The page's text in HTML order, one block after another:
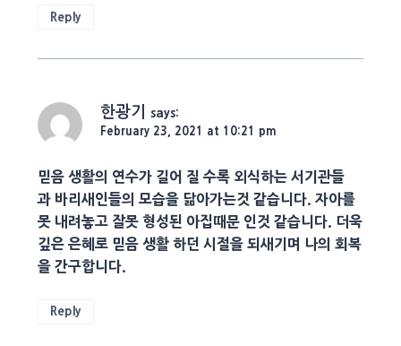
Reply
한광기 says:
February 23, 2021 at 10:21 pm
믿음 생활의 연수가 길어 질 수록 외식하는 서기관들
과 바리새인들의 모습을 닮아가는것 같습니다. 자아를
못 내려놓고 잘못 형성된 아집때문 인것 같습니다. 더욱
깊은 은혜로 믿음 생활 하던 시절을 되새기며 나의 회복
을 간구합니다.
Reply